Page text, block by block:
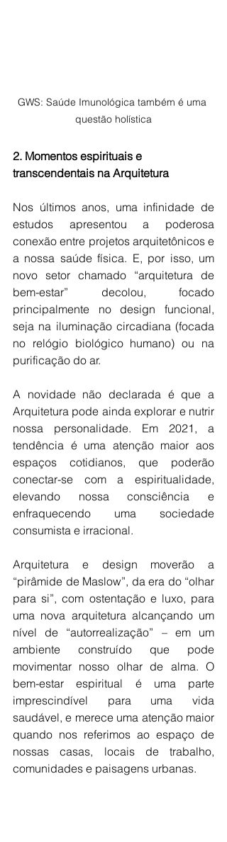
GWS: Saúde Imunológica também é uma
questão holística
2. Momentos espirituais e
transcendentais na Arquitetura
Nos últimos anos, uma infinidade de
estudos apresentou a poderosa
conexão entre projetos arquitetônicos e
a nossa saúde física. E, por isso, um
novo setor chamado “arquitetura de
bem-estar” decolou, focado
principalmente no design funcional,
seja na iluminação circadiana (focada
no relógio biológico humano) ou na
purificação do ar.
A novidade não declarada é que a
Arquitetura pode ainda explorar e nutrir
nossa personalidade. Em 2021, a
tendência é uma atenção maior aos
espaços cotidianos, que poderão
conectar-se com a espiritualidade,
elevando nossa consciência e
enfraquecendo uma sociedade
consumista e irracional.
Arquitetura e design moverão a
“pirâmide de Maslow”, da era do “olhar
para si”, com ostentação e luxo, para
uma nova arquitetura alcançando um
nível de “autorrealização” – em um
ambiente construído que pode
movimentar nosso olhar de alma. O
bem-estar espiritual é uma parte
imprescindível para uma vida
saudável, e merece uma atenção maior
quando nos referimos ao espaço de
nossas casas, locais de trabalho,
comunidades e paisagens urbanas.